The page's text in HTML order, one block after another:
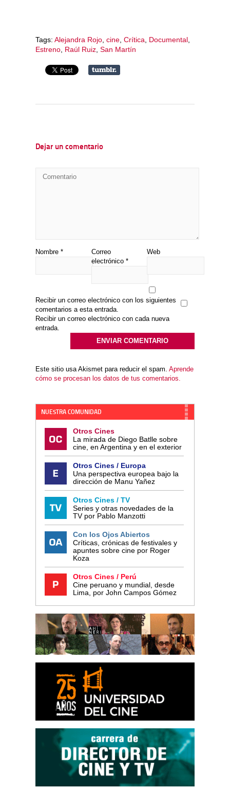
Tags: Alejandra Rojo, cine, Crítica, Documental,
Estreno, Raúl Ruiz, San Martín
Dejar un comentario
Nombre *
Correo
electrónico *
Web
Recibir un correo electrónico con los siguientes
comentarios a esta entrada.
Recibir un correo electrónico con cada nueva
entrada.
Este sitio usa Akismet para reducir el spam. Aprende
cómo se procesan los datos de tus comentarios.
NUESTRA COMUNIDAD
Otros Cines
La mirada de Diego Batlle sobre
cine, en Argentina y en el exterior
Otros Cines / Europa
Una perspectiva europea bajo la
dirección de Manu Yañez
Otros Cines / TV
Series y otras novedades de la
TV por Pablo Manzotti
Con los Ojos Abiertos
Críticas, crónicas de festivales y
apuntes sobre cine por Roger
Koza
Otros Cines / Perú
Cine peruano y mundial, desde
Lima, por John Campos Gómez